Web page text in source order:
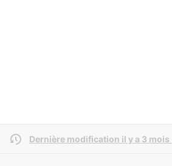
Dernière modification il y a 3 mois